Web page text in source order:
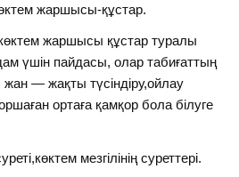
жаршысы-құстар.
жаршысы құстар туралы
үшін пайдасы, олар табиғаттың
жан — жақты түсіндіру,ойлау
ортаға қамқор бола білуге
мезгілінің суреттері.